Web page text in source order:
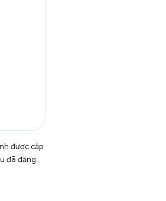
được cấp
đã đăng